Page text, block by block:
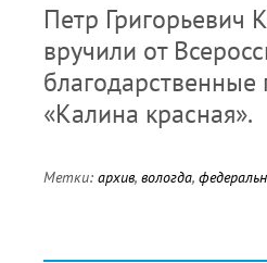
Петр
вручили от
«Калина красная».
Метки: архив, вологда,